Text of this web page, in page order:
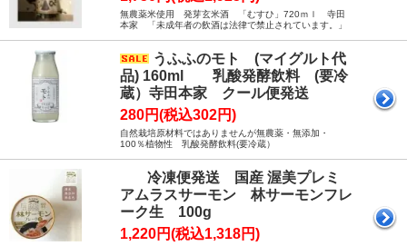
無農薬米使用 発芽玄米酒 「むすひ」720ｍｌ 寺田
本家 「未成年者の飲酒は法律で禁止されています。」
うふふのモト (マイグルト代
品) 160ml 乳酸発酵飲料 (要冷
蔵）寺田本家 クール便発送
280円(税込302円)
自然栽培原材料ではありませんが無農薬・無添加・
100％植物性 乳酸発酵飲料(要冷蔵）
冷凍便発送 国産 渥美プレミ
アムラスサーモン 林サーモンフレ
ーク生 100g
1,220円(税込1,318円)